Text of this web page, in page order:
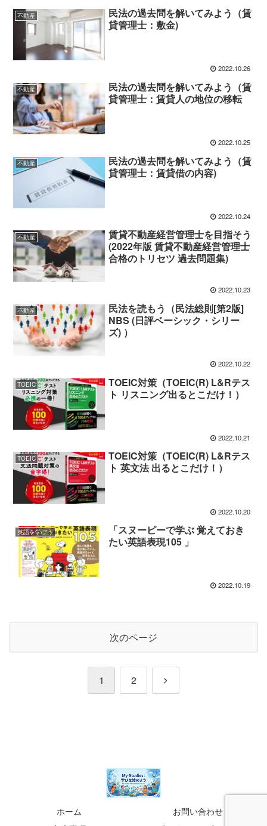
不動産
民法の過去問を解いてみよう（賃
貸管理士：敷金)
2022.10.26
不動産
民法の過去問を解いてみよう（賃
貸管理士：賃貸人の地位の移転
2022.10.25
不動産
民法の過去問を解いてみよう（賃
貸管理士：賃貸借の内容)
2022.10.24
不動産
賃貸不動産経営管理士を目指そう
(2022年版 賃貸不動産経営管理士
合格のトリセツ 過去問題集)
2022.10.23
不動産
民法を読もう（民法総則[第2版]
NBS (日評ベーシック・シリー
ズ) ）
2022.10.22
TOEIC
TOEIC対策（TOEIC(R) L&Rテス
ト リスニング出るとこだけ！）
2022.10.21
TOEIC
TOEIC対策（TOEIC(R) L&Rテス
ト 英文法 出るとこだけ！）
2022.10.20
英語を学ぼう
「スヌーピーで学ぶ 覚えておき
たい英語表現105 」
2022.10.19
次のページ
1 2
次
ホーム
お問い合わせ